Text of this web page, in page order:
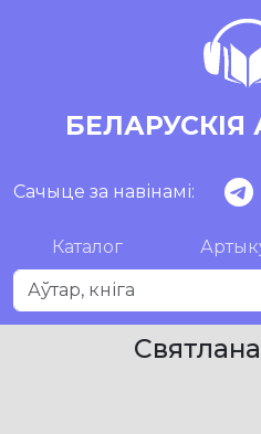
БЕЛАРУСКІЯ
Сачыце за навінамі:
Каталог